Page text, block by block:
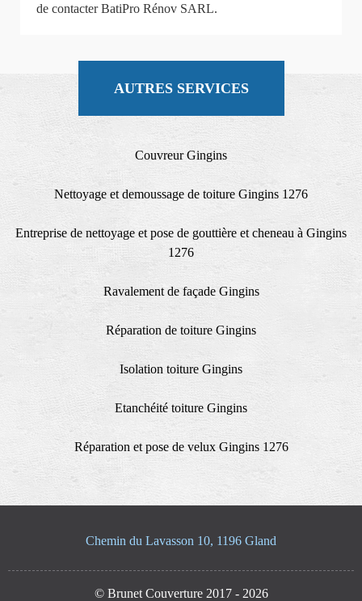
de contacter BatiPro Rénov SARL.
AUTRES SERVICES
Couvreur Gingins
Nettoyage et demoussage de toiture Gingins 1276
Entreprise de nettoyage et pose de gouttière et cheneau à Gingins
1276
Ravalement de façade Gingins
Réparation de toiture Gingins
Isolation toiture Gingins
Etanchéité toiture Gingins
Réparation et pose de velux Gingins 1276
Chemin du Lavasson 10, 1196 Gland
© Brunet Couverture 2017 - 2026